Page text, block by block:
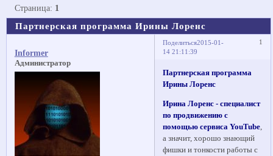
Партнерская программа Ирины Лоренс
Страница: 1
Поделиться 1
2015-01-
14 21:11:39
Informer
Администратор
Партнерская программа
Ирины Лоренс
Ирина Лоренс - специалист
по продвижению с
помощью сервиса YouTube
а значит, хорошо знающий
фишки и тонкости работы с